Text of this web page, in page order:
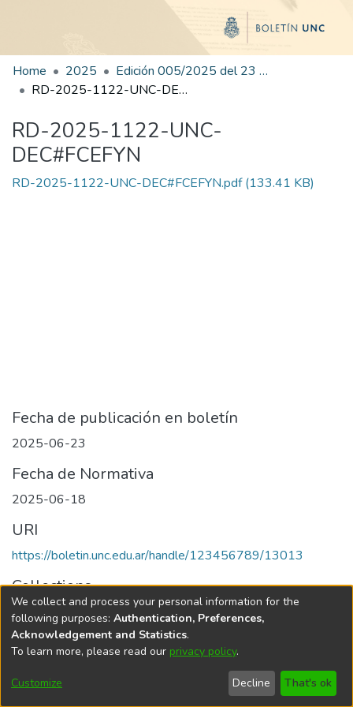
Home 2025
Edición 005/2025 del 23 de junio de 2025
RD-2025-1122-UNC-DEC#FCEFYN
RD-2025-1122-UNC-
DEC#FCEFYN
RD-2025-1122-UNC-DEC#FCEFYN.pdf(133.41 KB)
Fecha de publicación en boletín
2025-06-23
Fecha de Normativa
2025-06-18
URI
https://boletin.unc.edu.ar/handle/123456789/13013
Collections
Edición 005/2025 del 23 de junio de 2025
Universidad Nacional de Córdoba
We collect and process your personal information for the
following purposes: Authentication, Preferences,
Acknowledgement and Statistics.
To learn more, please read our privacy policy.
Customize Decline That's ok